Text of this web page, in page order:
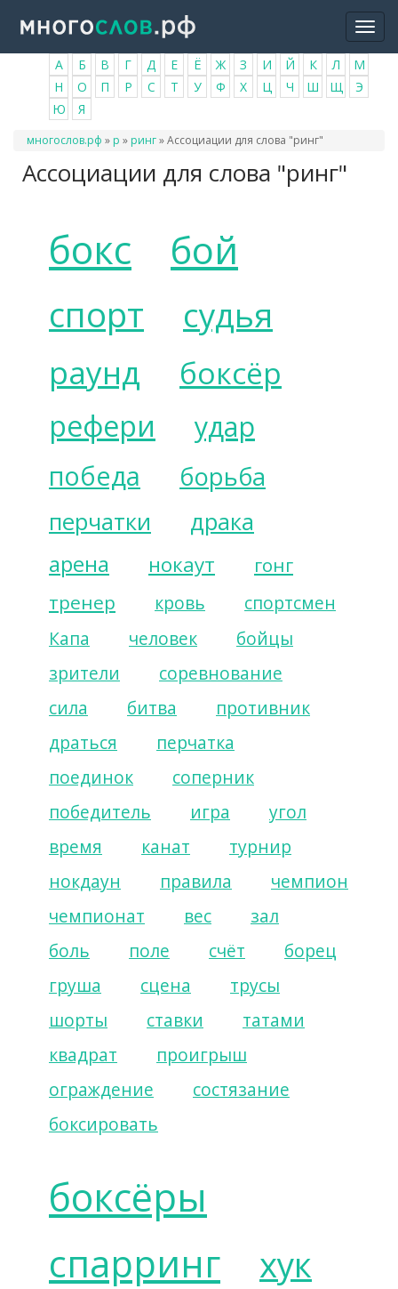
основному
содержанию
А Б В Г Д Е Ё Ж З И Й К Л
М
Н
О П Р С Т У Ф Х Ц Ч Ш Щ
Э
Ю
Я
Вы
многослов.рф » р » ринг»Ассоциации для слова "ринг"
Ассоциации для слова "ринг"
бокс бой
спорт судья
раунд боксёр
рефери удар
победа борьба
перчатки драка
арена нокаут
гонг
тренер
кровь
спортсмен
Капа
человек
бойцы
зрители
соревнование
сила
битва
противник
драться
перчатка
поединок
соперник
победитель
игра
угол
время
канат
турнир
нокдаун
правила
чемпион
чемпионат
вес
зал
боль
поле счёт
борец
груша
сцена
трусы
шорты
ставки
татами
квадрат
проигрыш
ограждение
состязание
боксировать
боксёры
спарринг хук